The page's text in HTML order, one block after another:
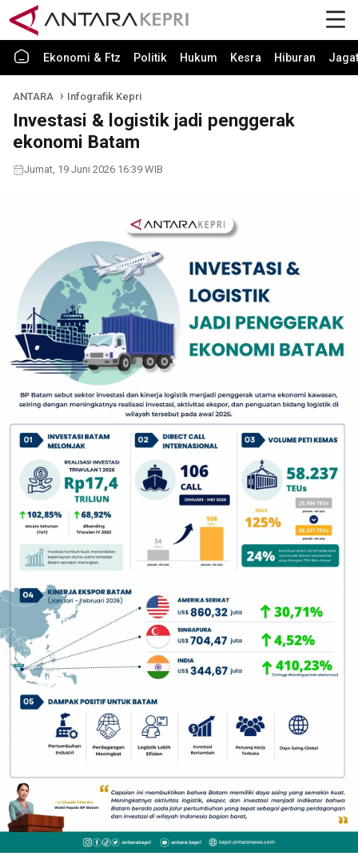
Ekonomi & Ftz Politik Hukum Kesra Hiburan Jagat
ANTARA Infografik Kepri
Investasi & logistik jadi penggerak
ekonomi Batam
Jumat, 19 Juni 2026 16:39 WIB